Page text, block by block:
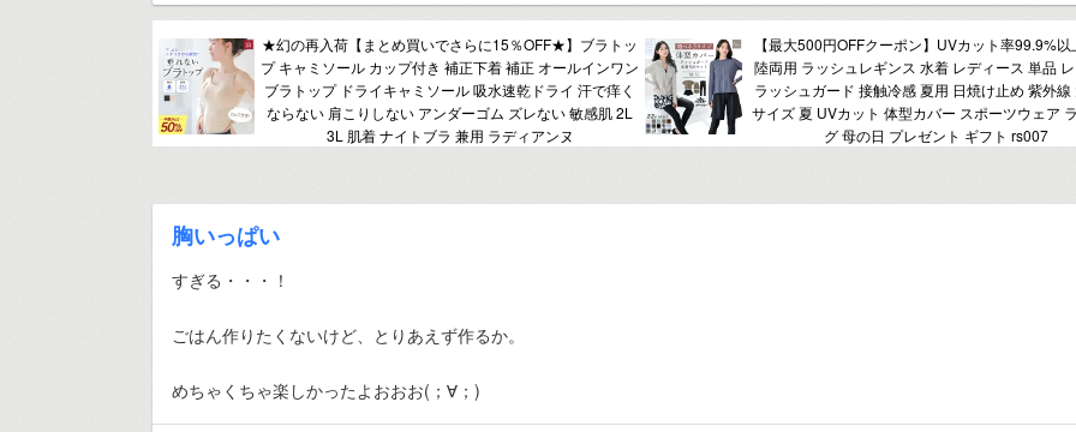
★幻の再入荷【まとめ買いでさらに15％OFF★】ブラトッ
プ キャミソール カップ付き 補正下着 補正 オールインワン
ブラトップ ドライキャミソール 吸水速乾ドライ 汗で痒く
ならない 肩こりしない アンダーゴム ズレない 敏感肌 2L
3L 肌着 ナイトブラ 兼用 ラディアンヌ
【最大500円OFFクーポン】UVカット率99.9%
陸両用 ラッシュレギンス 水着 レディース 単品
ラッシュガード 接触冷感 夏用 日焼け止め 紫外線
サイズ 夏 UVカット 体型カバー スポーツウェア
グ 母の日 プレゼント ギフト rs007
胸いっぱい
すぎる・・・！
ごはん作りたくないけど、とりあえず作るか。
めちゃくちゃ楽しかったよおおお(；∀；)